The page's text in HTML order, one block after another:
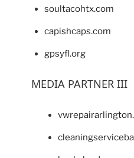
soultacohtx.com
capishcaps.com
gpsyfl.org
MEDIA PARTNER III